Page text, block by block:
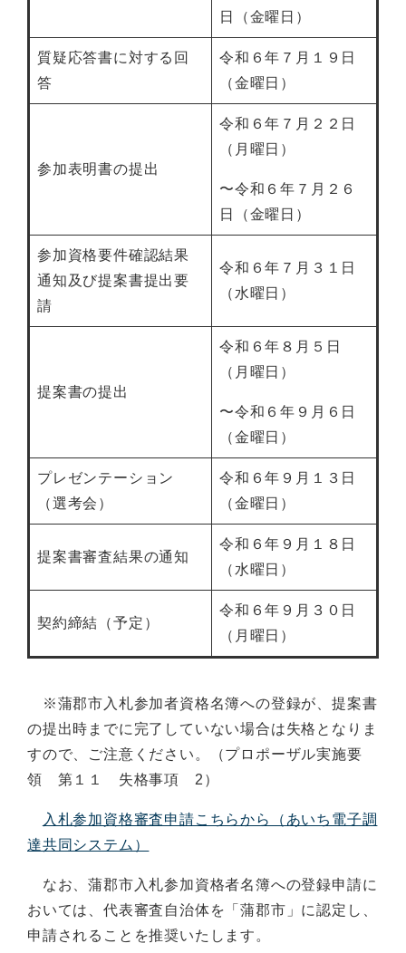
日（金曜日）
質疑応答書に対する回
答
令和６年７月１９日
（金曜日）
参加表明書の提出
令和６年７月２２日
（月曜日）
〜令和６年７月２６
日（金曜日）
参加資格要件確認結果
通知及び提案書提出要
請
令和６年７月３１日
（水曜日）
提案書の提出
令和６年８月５日
（月曜日）
〜令和６年９月６日
（金曜日）
プレゼンテーション
（選考会）
令和６年９月１３日
（金曜日）
提案書審査結果の通知
令和６年９月１８日
（水曜日）
契約締結（予定）
令和６年９月３０日
（月曜日）
※蒲郡市入札参加者資格名簿への登録が、提案書
の提出時までに完了していない場合は失格となりま
すので、ご注意ください。（プロポーザル実施要
領 第１１ 失格事項 2）
入札参加資格審査申請こちらから（あいち電子調
達共同システム）
なお、蒲郡市入札参加資格者名簿への登録申請に
おいては、代表審査自治体を「蒲郡市」に認定し、
申請されることを推奨いたします。